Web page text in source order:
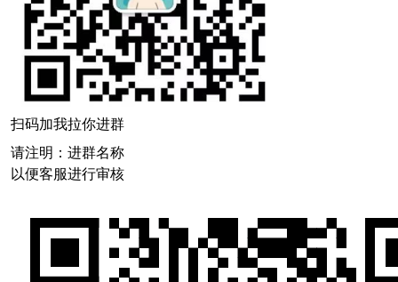
扫码加我拉你进群
请注明：进群名称
以便客服进行审核